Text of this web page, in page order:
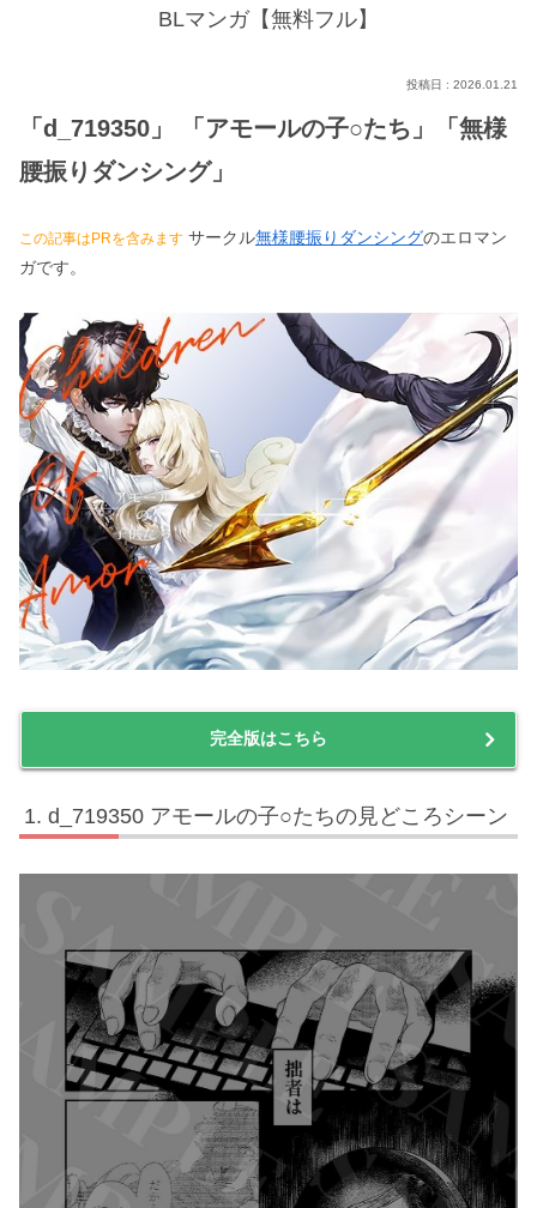
BLマンガ【無料フル】
2026.01.21
「d_719350」 「アモールの子○たち」「無様
腰振りダンシング」
この記事はPRを含みます サークル無様腰振りダンシングのエロマン
ガです。
完全版はこちら
d_719350 アモールの子○たちの見どころシーン